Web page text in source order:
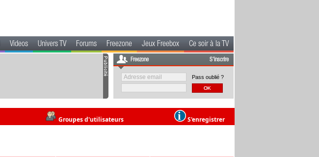
Videos Univers TV Forums Freezone Jeux Freebox Ce soir à la TV
Freezone S'inscrire
Pass oublié ?
Groupes d'utilisateurs S'enregistrer